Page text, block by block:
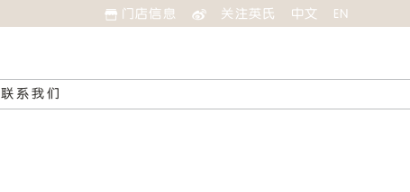
门店信息 关注英氏 中文 EN
联系我们